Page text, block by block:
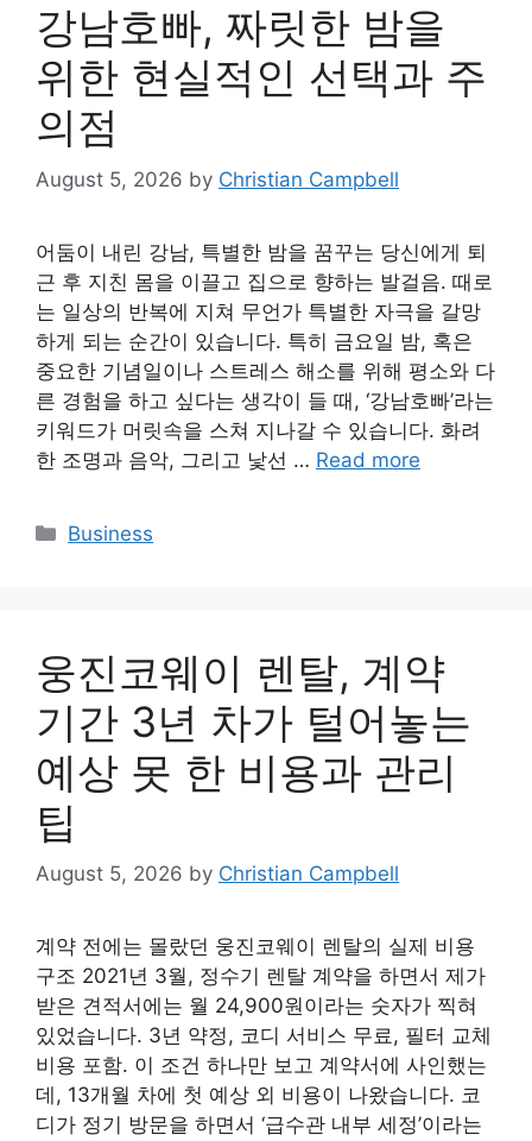
강남호빠, 짜릿한 밤을
위한 현실적인 선택과 주
의점
August 5, 2026 by Christian Campbell
어둠이 내린 강남, 특별한 밤을 꿈꾸는 당신에게 퇴
근 후 지친 몸을 이끌고 집으로 향하는 발걸음. 때로
는 일상의 반복에 지쳐 무언가 특별한 자극을 갈망
하게 되는 순간이 있습니다. 특히 금요일 밤, 혹은
중요한 기념일이나 스트레스 해소를 위해 평소와 다
른 경험을 하고 싶다는 생각이 들 때, ‘강남호빠’라는
키워드가 머릿속을 스쳐 지나갈 수 있습니다. 화려
한 조명과 음악, 그리고 낯선 … Read more
Categories
Business
웅진코웨이 렌탈, 계약
기간 3년 차가 털어놓는
예상 못 한 비용과 관리
팁
August 5, 2026 by Christian Campbell
계약 전에는 몰랐던 웅진코웨이 렌탈의 실제 비용
구조 2021년 3월, 정수기 렌탈 계약을 하면서 제가
받은 견적서에는 월 24,900원이라는 숫자가 찍혀
있었습니다. 3년 약정, 코디 서비스 무료, 필터 교체
비용 포함. 이 조건 하나만 보고 계약서에 사인했는
데, 13개월 차에 첫 예상 외 비용이 나왔습니다. 코
디가 정기 방문을 하면서 ‘급수관 내부 세정’이라는